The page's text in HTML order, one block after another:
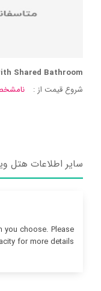
Shared Bathroom
شروع قیمت از :
سایر اطلاعات هتل
you choose. Please
for more details.